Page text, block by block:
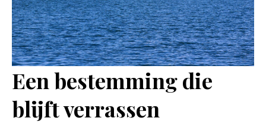
Een bestemming die
blijft verrassen